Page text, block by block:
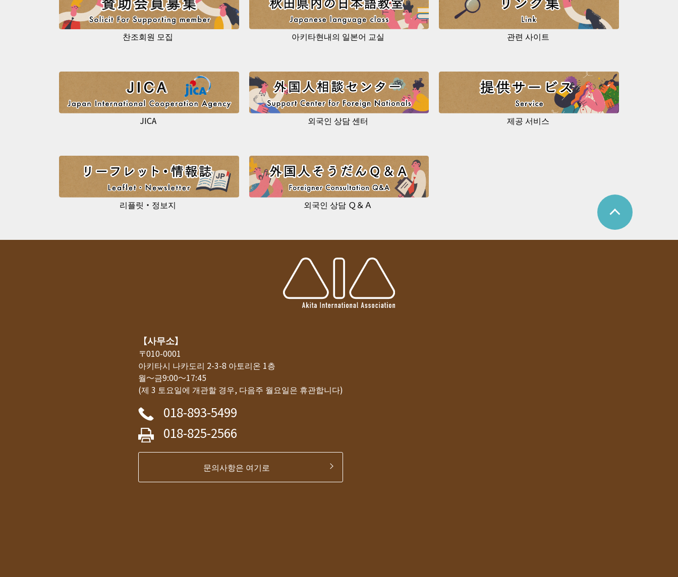
찬조회원 모집 아키타현내의 일본어 교실 관련 사이트
JICA 외국인 상담 센터 제공 서비스
리플릿・정보지 외국인 상담 Ｑ＆Ａ
【사무소】
〒010-0001
아키타시 나카도리 2-3-8 아토리온 1층
월～금9:00～17:45
(제 3 토요일에 개관할 경우, 다음주 월요일은 휴관합니다)
018-893-5499
018-825-2566
문의사항은 여기로